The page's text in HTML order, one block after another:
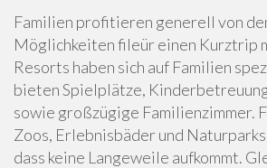
Familien profitieren generell von
Möglichkeiten fileür einen Kurztrip
Resorts haben sich auf Familien
bieten Spielplätze,
sowie großzügige Familienzimmer.
Zoos, Erlebnisbäder und
dass keine Langeweile aufkommt.